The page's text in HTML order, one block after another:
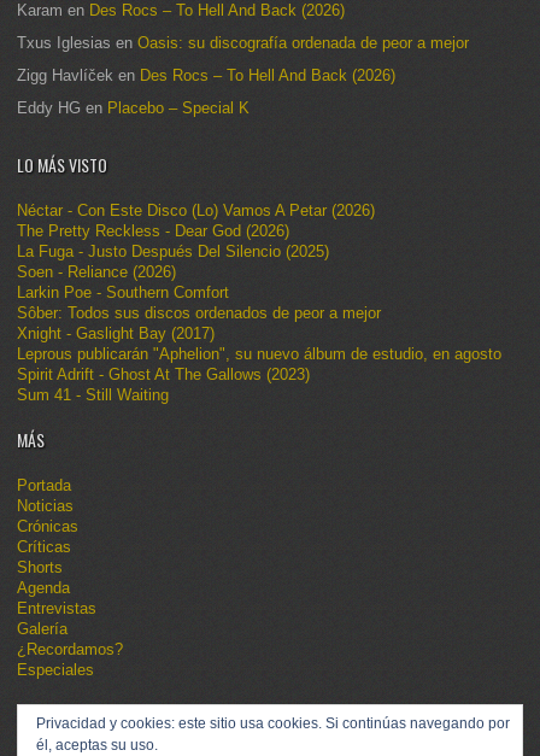
Karam en Des Rocs – To Hell And Back (2026)
Txus Iglesias en Oasis: su discografía ordenada de peor a mejor
Zigg Havlíček en Des Rocs – To Hell And Back (2026)
Eddy HG en Placebo – Special K
LO MÁS VISTO
Néctar - Con Este Disco (Lo) Vamos A Petar (2026)
The Pretty Reckless - Dear God (2026)
La Fuga - Justo Después Del Silencio (2025)
Soen - Reliance (2026)
Larkin Poe - Southern Comfort
Sôber: Todos sus discos ordenados de peor a mejor
Xnight - Gaslight Bay (2017)
Leprous publicarán "Aphelion", su nuevo álbum de estudio, en agosto
Spirit Adrift - Ghost At The Gallows (2023)
Sum 41 - Still Waiting
MÁS
Portada
Noticias
Crónicas
Críticas
Shorts
Agenda
Entrevistas
Galería
¿Recordamos?
Especiales
Privacidad y cookies: este sitio usa cookies. Si continúas navegando por
él, aceptas su uso.